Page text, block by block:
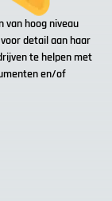
van hoog niveau
detail aan haar
te helpen met
en/of